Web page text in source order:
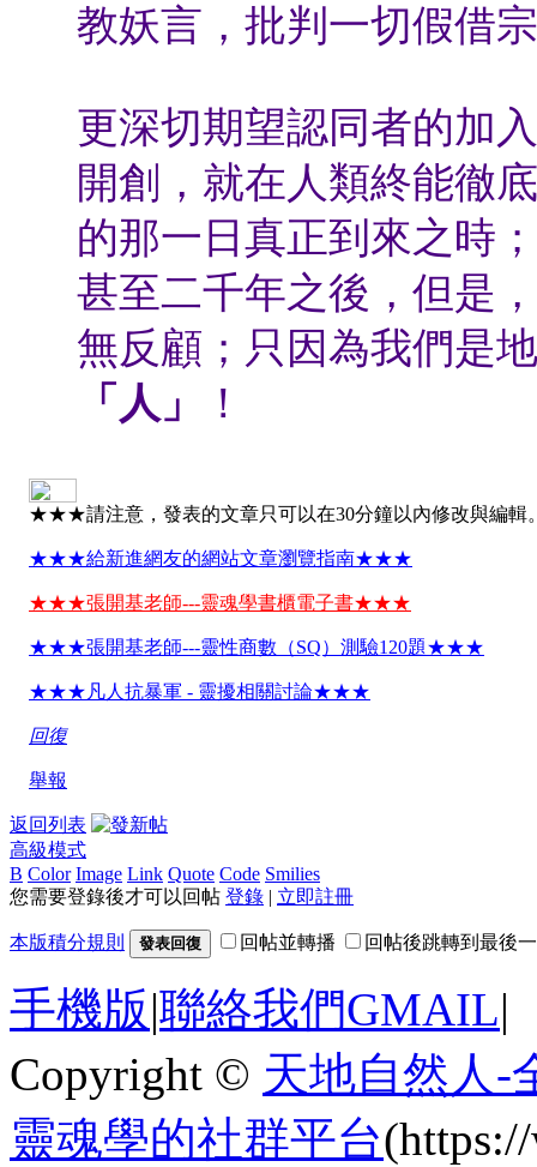
教妖言，批判一切假借
更深切期望認同者的加
開創，就在人類終能徹
的那一日真正到來之時
甚至二千年之後，但是
無反顧；只因為我們是
「人」
！
★★★請注意，發表的文章只可以在30分鐘以內修改與編
★★★給新進網友的網站文章瀏覽指南★★★
★★★張開基老師---靈魂學書櫃電子書★★★
★★★張開基老師---靈性商數（SQ）測驗120題★★★
★★★凡人抗暴軍 - 靈擾相關討論★★★
回復
舉報
返回列表
高級模式
B Color Image Link Quote Code Smilies
您需要登錄後才可以回帖 登錄 | 立即註冊
本版積分規則 發表回復 回帖並轉播 回帖後跳轉到最後
手機版|聯絡我們GMAIL|
Copyright © 天地自然人-
靈魂學的社群平台